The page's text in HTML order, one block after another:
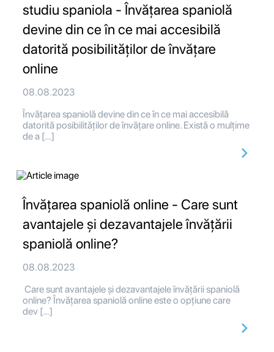
studiu spaniola - Învățarea spaniolă
devine din ce în ce mai accesibilă
datorită posibilităților de învățare
online
08.08.2023
Învățarea spaniolă devine din ce în ce mai accesibilă
datorită posibilităților de învățare online. Există o mulțime
de a […]
Învățarea spaniolă online - Care sunt
avantajele și dezavantajele învățării
spaniolă online?
08.08.2023
Care sunt avantajele și dezavantajele învățării spaniolă
online? Învățarea spaniolă online este o opțiune care
dev […]